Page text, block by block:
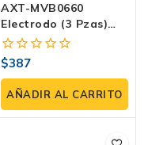
AXT-MVB0660
Electrodo (3 Pzas)
Para Antorcha SG-55
| Compatible Con
AXT-P1260LCD
0
fuera
de
5
$387
AÑADIR AL CARRITO